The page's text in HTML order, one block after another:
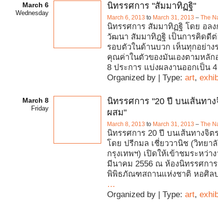
March 6
Wednesday
นิทรรศการ "สัมมาทิฏฐิ"
March 6, 2013 to March 31, 2013 – The
นิทรรศการ สัมมาทิฏฐิ โดย อล
วัฒนา สัมมาทิฎฐิ เป็นการคิดดี
รอบตัวในด้านบวก เห็นทุกอย่าง
คุณค่าในตัวของมันเองตามหลัก
8 ประการ แบ่งผลงานออกเป็น
Organized by | Type: art,
March 8
Friday
นิทรรศการ "20 ปี บนเส้นทา
ผสม"
March 8, 2013 to March 31, 2013 – The
นิทรรศการ 20 ปี บนเส้นทางจิต
โดย ปรีกมล เชี่ยววานิช (วิทยา
กรุงเทพฯ) เปิดให้เข้าชมระหว่า
มีนาคม 2556 ณ ห้องนิทรรศกา
พิพิธภัณฑสถานแห่งชาติ หอศิล
…
Organized by | Type: art,